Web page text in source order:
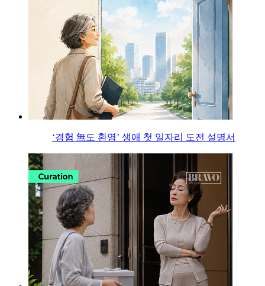
‘경험 無도 환영’ 생애 첫 일자리 도전 설명서